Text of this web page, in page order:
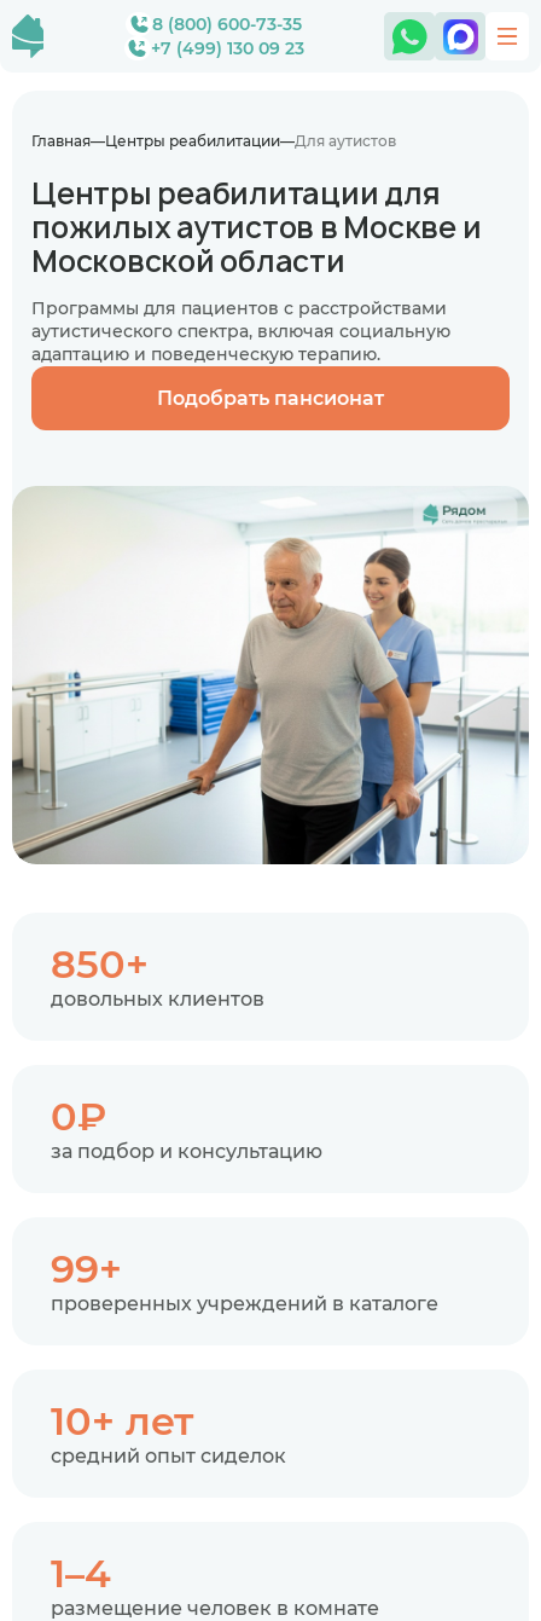
8 (800) 600-73-35
+7 (499) 130 09 23
Главная Центры реабилитации Для аутистов
Центры реабилитации для
пожилых аутистов в Москве и
Московской области
Программы для пациентов с расстройствами
аутистического спектра, включая социальную
адаптацию и поведенческую терапию.
Подобрать пансионат
850+
довольных клиентов
0₽
за подбор и консультацию
99+
проверенных учреждений в каталоге
10+ лет
средний опыт сиделок
1–4
размещение человек в комнате